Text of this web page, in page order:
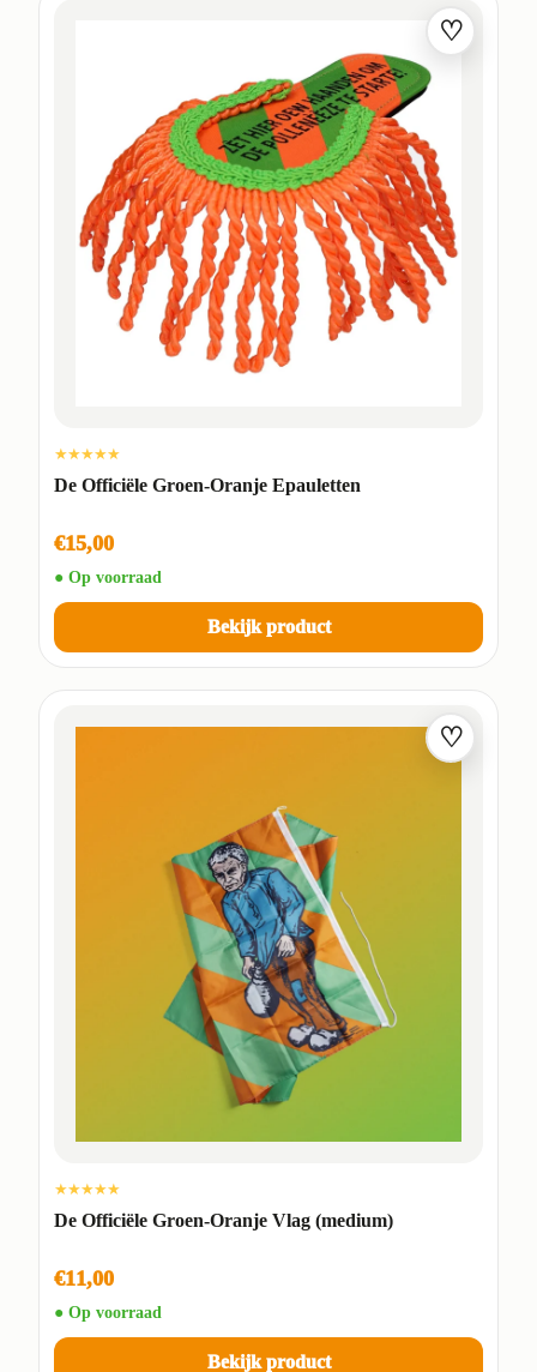
♡
★★★★★
De Officiële Groen-Oranje Epauletten
€15,00
● Op voorraad
Bekijk product
♡
★★★★★
De Officiële Groen-Oranje Vlag (medium)
€11,00
● Op voorraad
Bekijk product